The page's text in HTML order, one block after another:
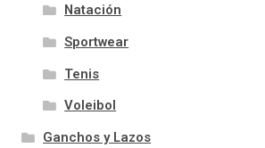
Natación
Sportwear
Tenis
Voleibol
Ganchos y Lazos